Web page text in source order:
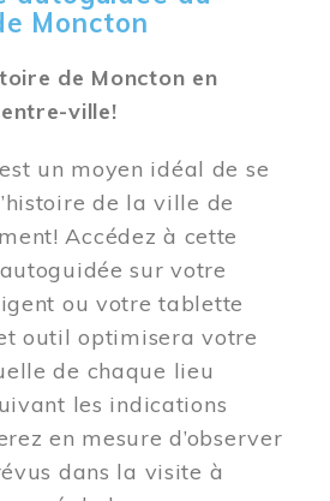
Moncton
de Moncton en
ville!
est un moyen idéal de se
de la ville de
Accédez à cette
sur votre
ou votre tablette
outil optimisera votre
de chaque lieu
les indications
en mesure d’observer
dans la visite à